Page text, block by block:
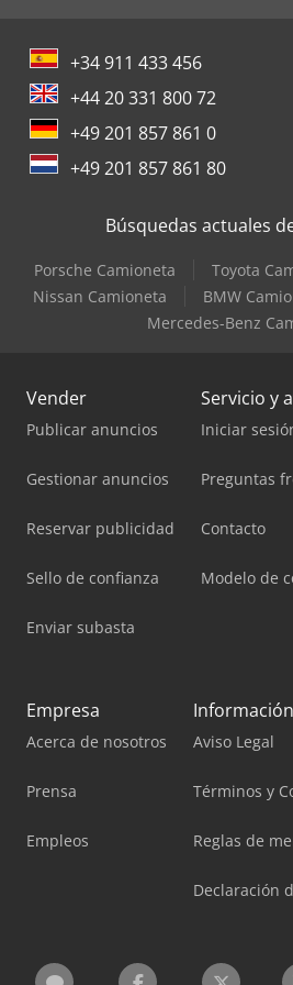
+34 911 433 456
+44 20 331 800 72
+49 201 857 861 0
+49 201 857 861 80
Búsquedas actuales
Porsche Camioneta Toyota
Nissan Camioneta
BMW
Mercedes-Benz
Vender
Publicar anuncios
Gestionar anuncios
Reservar publicidad
Sello de confianza
Enviar subasta
Servicio y
Iniciar
Preguntas
Contacto
Modelo de
Empresa
Acerca de nosotros
Prensa
Empleos
Aviso Legal
Términos y
Reglas de
Declaración